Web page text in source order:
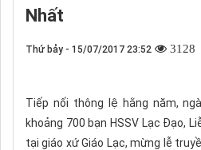
Nhất
Thứ bảy - 15/07/2017 23:52 3128
Tiếp nối thông lệ hằng năm,
khoảng 700 bạn HSSV Lạc Đạo,
tại giáo xứ Giáo Lạc, mừng lễ